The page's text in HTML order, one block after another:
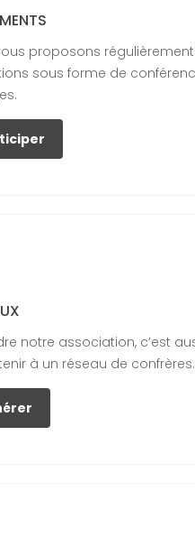
proposons
sous forme de
notre association, c’est
à un réseau de confrères.